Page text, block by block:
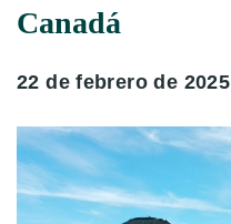
Canadá
22 de febrero de 2025